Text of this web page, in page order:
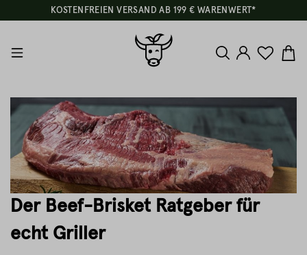
KOSTENFREIEN VERSAND AB 199 € WARENWERT*
Der Beef-Brisket Ratgeber für
echt Griller